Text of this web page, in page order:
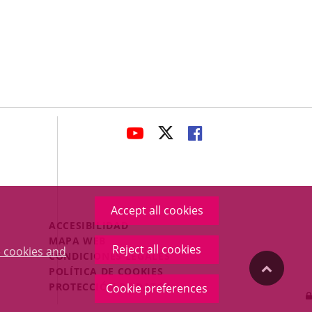
cookies and
Accept all cookies
Reject all cookies
Cookie preferences
LINK
APPLICATION.
LINK
APPLICATION.
APPLICATION.
Menú
Legal
Footer
ACCESIBILIDAD
MAPA WEB
CONDICIONES LEGALES
POLÍTICA DE COOKIES
PROTECCIÓN DE DATOS
"Back